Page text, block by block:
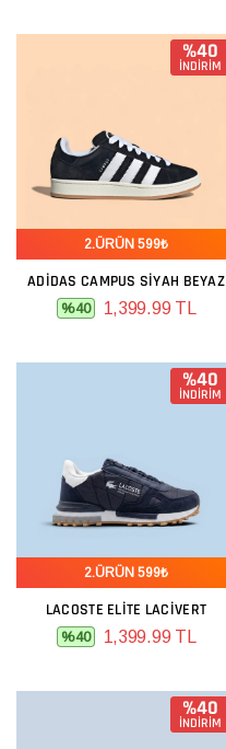
%40
İNDİRİM
2.ÜRÜN 599₺
ADIDAS CAMPUS SIYAH BEYAZ
%40 1,399.99 TL
%40
İNDİRİM
2.ÜRÜN 599₺
LACOSTE ELITE LACIVERT
%40 1,399.99 TL
%40
İNDİRİM